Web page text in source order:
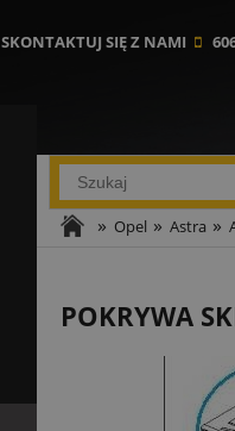
SKONTAKTUJ SIĘ Z NAMI
» Opel » Astra »
POKRYWA